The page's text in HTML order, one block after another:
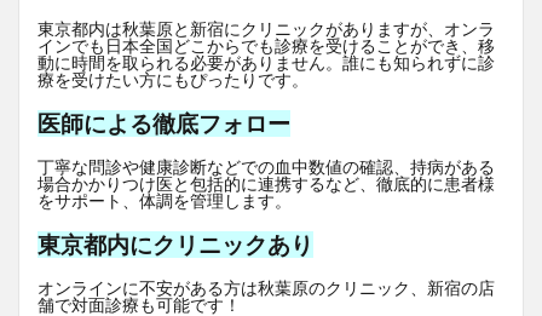
東京都内は秋葉原と新宿にクリニックがありますが、オンラ
インでも日本全国どこからでも診療を受けることができ、移
動に時間を取られる必要がありません。誰にも知られずに診
療を受けたい方にもぴったりです。
医師による徹底フォロー
丁寧な問診や健康診断などでの血中数値の確認、持病がある
場合かかりつけ医と包括的に連携するなど、徹底的に患者様
をサポート、体調を管理します。
東京都内にクリニックあり
オンラインに不安がある方は秋葉原のクリニック、新宿の店
舗で対面診療も可能です！